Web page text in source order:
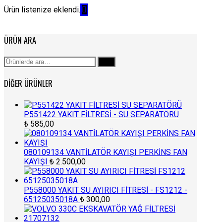
Ürün listenize eklendi.
ÜRÜN ARA
Ara:
DIĞER ÜRÜNLER
P551422 YAKIT FİLTRESİ - SU SEPARATÖRÜ
₺ 585,00
080109134 VANTİLATÖR KAYIŞI PERKİNS FAN
KAYIŞI ₺ 2.500,00
P558000 YAKIT SU AYIRICI FİTRESİ - FS1212 -
65125035018A ₺ 300,00